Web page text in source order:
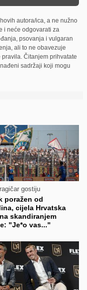
autora/ica, a ne nužno
i neće odgovarati za
psovanja i vulgaran
ali to ne obavezuje
Čitanjem prihvatate
sadržaji koji mogu
gostiju
poražen od
cijela Hrvatska
skandiranjem
"Je*o vas..."